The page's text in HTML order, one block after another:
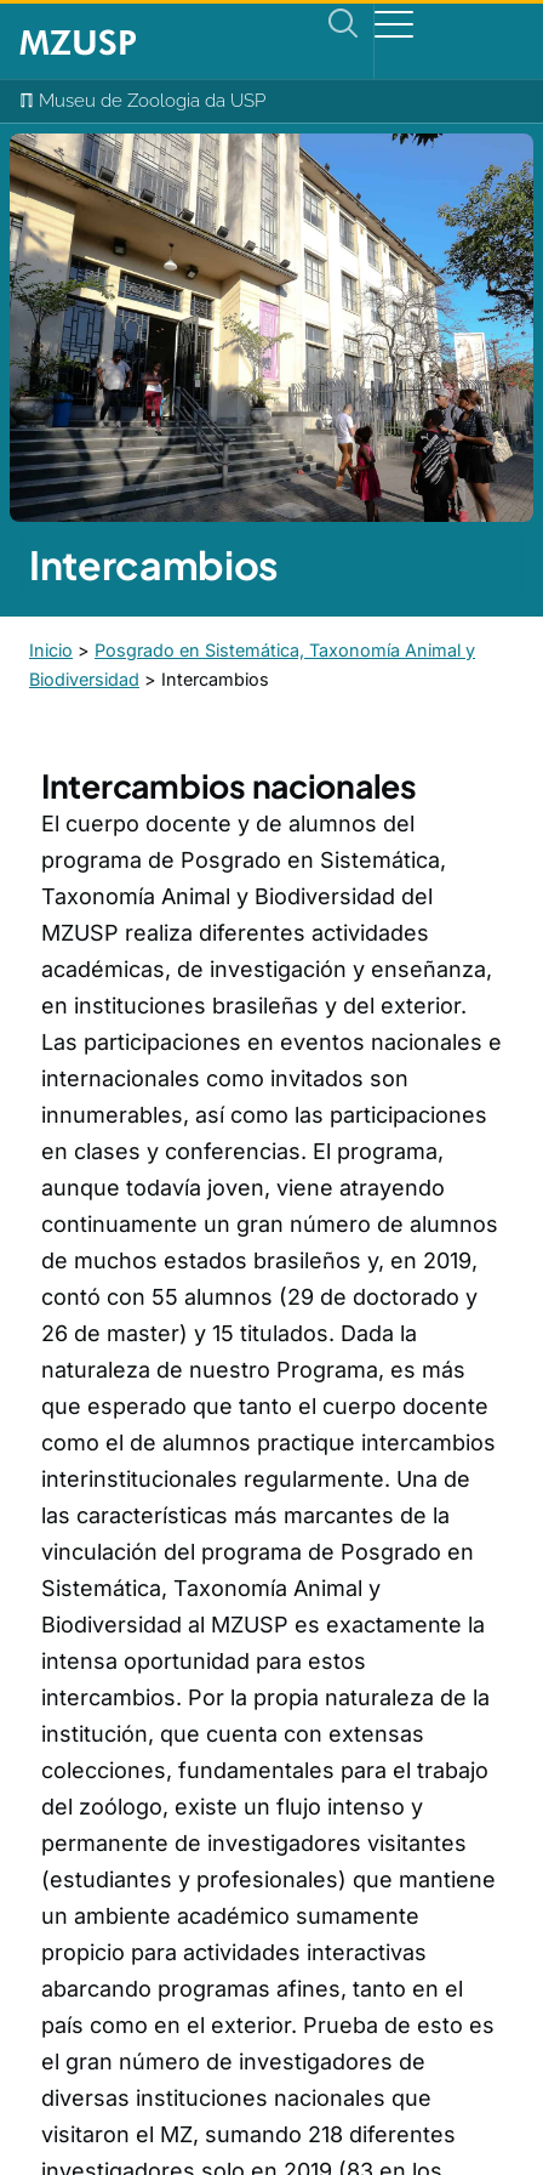
ℿ Museu de Zoologia da USP
Intercambios
Inicio > Posgrado en Sistemática, Taxonomía Animal y
Biodiversidad > Intercambios
Intercambios nacionales
El cuerpo docente y de alumnos del
programa de Posgrado en Sistemática,
Taxonomía Animal y Biodiversidad del
MZUSP realiza diferentes actividades
académicas, de investigación y enseñanza,
en instituciones brasileñas y del exterior.
Las participaciones en eventos nacionales e
internacionales como invitados son
innumerables, así como las participaciones
en clases y conferencias. El programa,
aunque todavía joven, viene atrayendo
continuamente un gran número de alumnos
de muchos estados brasileños y, en 2019,
contó con 55 alumnos (29 de doctorado y
26 de master) y 15 titulados. Dada la
naturaleza de nuestro Programa, es más
que esperado que tanto el cuerpo docente
como el de alumnos practique intercambios
interinstitucionales regularmente. Una de
las características más marcantes de la
vinculación del programa de Posgrado en
Sistemática, Taxonomía Animal y
Biodiversidad al MZUSP es exactamente la
intensa oportunidad para estos
intercambios. Por la propia naturaleza de la
institución, que cuenta con extensas
colecciones, fundamentales para el trabajo
del zoólogo, existe un flujo intenso y
permanente de investigadores visitantes
(estudiantes y profesionales) que mantiene
un ambiente académico sumamente
propicio para actividades interactivas
abarcando programas afines, tanto en el
país como en el exterior. Prueba de esto es
el gran número de investigadores de
diversas instituciones nacionales que
visitaron el MZ, sumando 218 diferentes